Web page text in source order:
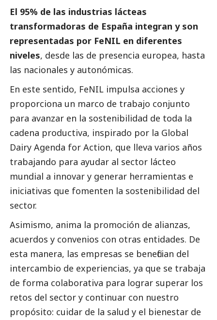
El 95% de las industrias lácteas
transformadoras de España integran y son
representadas por FeNIL en diferentes
niveles, desde las de presencia europea, hasta
las nacionales y autonómicas.
En este sentido, FeNIL impulsa acciones y
proporciona un marco de trabajo conjunto
para avanzar en la sostenibilidad de toda la
cadena productiva, inspirado por la Global
Dairy Agenda for Action, que lleva varios años
trabajando para ayudar al sector lácteo
mundial a innovar y generar herramientas e
iniciativas que fomenten la sostenibilidad del
sector.
Asimismo, anima la promoción de alianzas,
acuerdos y convenios con otras entidades. De
esta manera, las empresas se benefician del
intercambio de experiencias, ya que se trabaja
de forma colaborativa para lograr superar los
retos del sector y continuar con nuestro
propósito: cuidar de la salud y el bienestar de